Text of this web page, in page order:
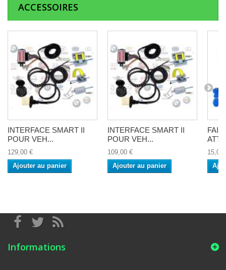
ACCESSOIRES
INTERFACE SMART II
POUR VEH...
129,00 €
Ajouter au panier
INTERFACE SMART II
POUR VEH...
109,00 €
Ajouter au panier
15,00
Informations